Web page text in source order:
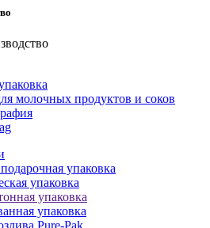
молочных продуктов и соков
упаковка
упаковка
упаковка
упаковка
Pure-Pak